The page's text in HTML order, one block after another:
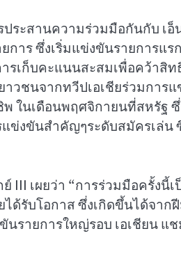
ะสานความร่วมมือกันกับ เอ็น
การ ซึ่งเริ่มแข่งขันรายการแ
รเก็บคะแนนสะสมเพื่อคว้าสิท
วชนจากทวีปเอเชียร่วมการ
ในเดือนพฤศจิกายนที่สหรัฐ
แข่งขันสำคัญๆระดับสมัครเล่
III เผยว่า “การร่วมมือครั้งนี้
ด้รับโอกาส ซึ่งเกิดขึ้นได้จา
นรายการใหญ่รอบ เอเชียน แ